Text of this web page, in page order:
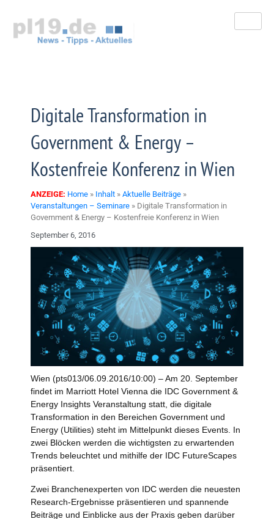
springen
Digitale Transformation in
Government & Energy –
Kostenfreie Konferenz in Wien
ANZEIGE: Home » Inhalt » Aktuelle Beiträge »
Veranstaltungen – Seminare » Digitale Transformation in
Government & Energy – Kostenfreie Konferenz in Wien
September 6, 2016
Wien (pts013/06.09.2016/10:00) – Am 20. September
findet im Marriott Hotel Vienna die IDC Government &
Energy Insights Veranstaltung statt, die digitale
Transformation in den Bereichen Government und
Energy (Utilities) steht im Mittelpunkt dieses Events. In
zwei Blöcken werden die wichtigsten zu erwartenden
Trends beleuchtet und mithilfe der IDC FutureScapes
präsentiert.
Zwei Branchenexperten von IDC werden die neuesten
Research-Ergebnisse präsentieren und spannende
Beiträge und Einblicke aus der Praxis geben darüber